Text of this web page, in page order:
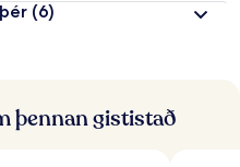
r
r
ð
(6)
þennan gististað